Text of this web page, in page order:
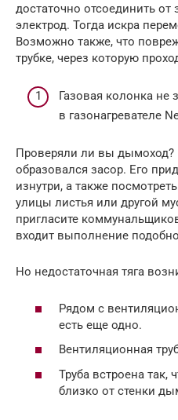
достаточно отсоединить
электрод. Тогда искра
Возможно также, что
трубке, через которую
Газовая колонка не
в газонагревателе
Проверяли ли вы дымоход?
образовался засор. Его
изнутри, а также
улицы листья или другой
пригласите
входит выполнение
Но недостаточная тяга
Рядом с
есть еще одно.
Вентиляционная
Труба встроена так,
близко от стенки